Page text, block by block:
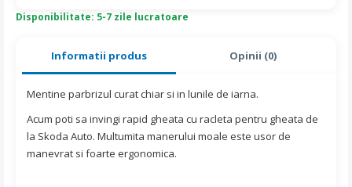
Informatii produs Opinii (0)
Mentine parbrizul curat chiar si in lunile de iarna.
Acum poti sa invingi rapid gheata cu racleta pentru gheata de
la Skoda Auto. Multumita manerului moale este usor de
manevrat si foarte ergonomica.
Disponibilitate: 5-7 zile lucratoare